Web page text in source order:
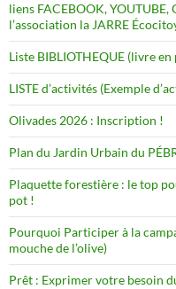
liens FACEBOOK,
l’association la JARRE
Liste BIBLIOTHEQUE (livre en
LISTE d’activités (Exemple
Olivades 2026 : Inscription !
Plan du Jardin Urbain du
Plaquette forestière : le top
pot !
Pourquoi Participer à la
mouche de l’olive)
Prêt : Exprimer votre besoin